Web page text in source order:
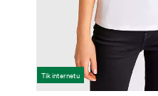
Tik internetu